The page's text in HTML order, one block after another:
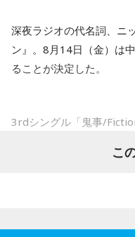
この日の放送をradikoタ
※放送エリア外の方は、
だけます。
＜番組概要＞
番組名：SPORTS
放送日時：毎週土曜
パーソナリティ：藤木直
――以前から痛みはあっ
山田「痛みがない範囲で
動いてしまって、数ミリ
変わってくるので」
――実戦復帰まで4ヶ月と
山田「順調にいくのも難
深夜ラジオの代名詞、ニ
ン』。8月14日（金）は
ることが決定した。
3rdシングル「鬼事/
ティを初めて担当する。
こ